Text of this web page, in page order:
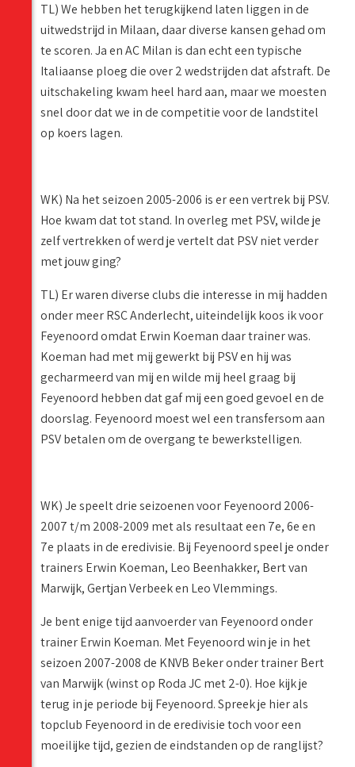
TL) We hebben het terugkijkend laten liggen in de
uitwedstrijd in Milaan, daar diverse kansen gehad om
te scoren. Ja en AC Milan is dan echt een typische
Italiaanse ploeg die over 2 wedstrijden dat afstraft. De
uitschakeling kwam heel hard aan, maar we moesten
snel door dat we in de competitie voor de landstitel
op koers lagen.
WK) Na het seizoen 2005-2006 is er een vertrek bij PSV.
Hoe kwam dat tot stand. In overleg met PSV, wilde je
zelf vertrekken of werd je vertelt dat PSV niet verder
met jouw ging?
TL) Er waren diverse clubs die interesse in mij hadden
onder meer RSC Anderlecht, uiteindelijk koos ik voor
Feyenoord omdat Erwin Koeman daar trainer was.
Koeman had met mij gewerkt bij PSV en hij was
gecharmeerd van mij en wilde mij heel graag bij
Feyenoord hebben dat gaf mij een goed gevoel en de
doorslag. Feyenoord moest wel een transfersom aan
PSV betalen om de overgang te bewerkstelligen.
WK) Je speelt drie seizoenen voor Feyenoord 2006-
2007 t/m 2008-2009 met als resultaat een 7e, 6e en
7e plaats in de eredivisie. Bij Feyenoord speel je onder
trainers Erwin Koeman, Leo Beenhakker, Bert van
Marwijk, Gertjan Verbeek en Leo Vlemmings.
Je bent enige tijd aanvoerder van Feyenoord onder
trainer Erwin Koeman. Met Feyenoord win je in het
seizoen 2007-2008 de KNVB Beker onder trainer Bert
van Marwijk (winst op Roda JC met 2-0). Hoe kijk je
terug in je periode bij Feyenoord. Spreek je hier als
topclub Feyenoord in de eredivisie toch voor een
moeilijke tijd, gezien de eindstanden op de ranglijst?